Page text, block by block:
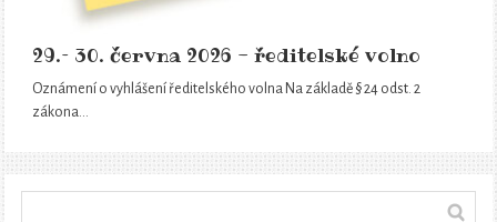
29.– 30. června 2026 - ředitelské volno
Oznámení o vyhlášení ředitelského volna Na základě § 24 odst. 2
zákona…